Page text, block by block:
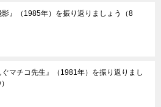
影』（1985年）を振り返りましょう
（8
ぐマチコ先生』（1981年）を振り返りまし